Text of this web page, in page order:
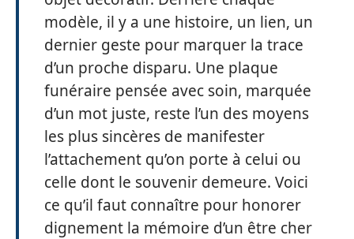
modèle, il y a une histoire, un lien, un
dernier geste pour marquer la trace
d’un proche disparu. Une plaque
funéraire pensée avec soin, marquée
d’un mot juste, reste l’un des moyens
les plus sincères de manifester
l’attachement qu’on porte à celui ou
celle dont le souvenir demeure. Voici
ce qu’il faut connaître pour honorer
dignement la mémoire d’un être cher